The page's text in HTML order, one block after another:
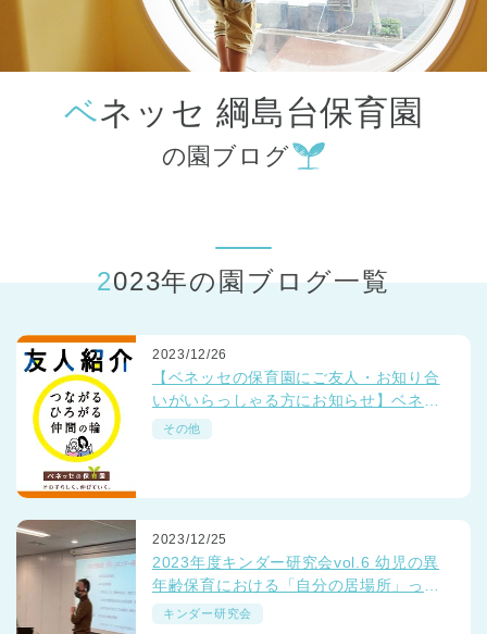
都道府県
から探す
ベネッセ 綱島台保育園
の園ブログ
2023年の園ブログ一覧
2023/12/26
【ベネッセの保育園にご友人・お知り合
いがいらっしゃる方にお知らせ】ベネッ
セの保育園でいっしょに働きませんか？
その他
2023/12/25
2023年度キンダー研究会vol.6 幼児の異
年齢保育における「自分の居場所」っ
て？
キンダー研究会